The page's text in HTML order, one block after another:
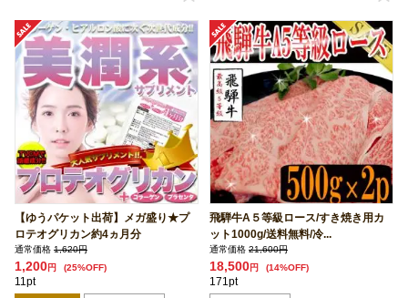
【ゆうパケット出荷】メガ盛り★プ
ロテオグリカン約4ヵ月分
通常価格 1,620円
1,200円 (25%OFF)
11pt
飛騨牛A５等級ロース/すき焼き用カ
ット1000g/送料無料/冷...
通常価格 21,600円
18,500円 (14%OFF)
171pt